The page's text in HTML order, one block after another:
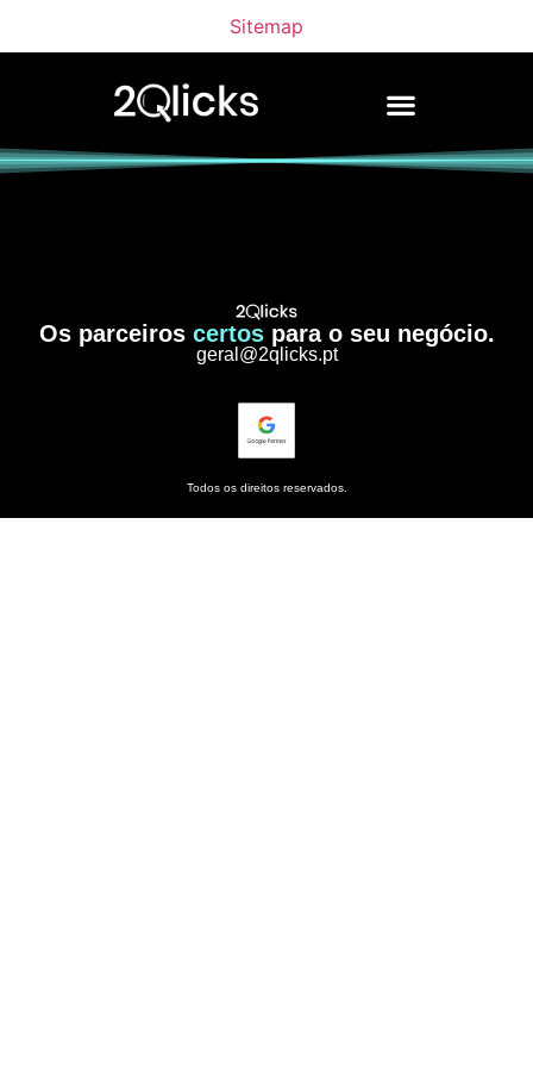
Sitemap
Os parceiros certospara o seu negócio.
geral@2qlicks.pt
Todos os direitos reservados.